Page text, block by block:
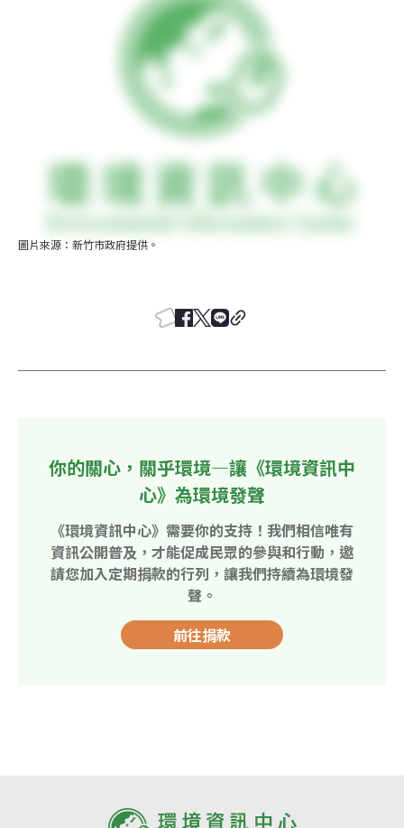
圖片來源：新竹市政府提供。
你的關心，關乎環境—讓《環境資訊中
心》為環境發聲
《環境資訊中心》需要你的支持！我們相信唯有
資訊公開普及，才能促成民眾的參與和行動，邀
請您加入定期捐款的行列，讓我們持續為環境發
聲。
前往捐款